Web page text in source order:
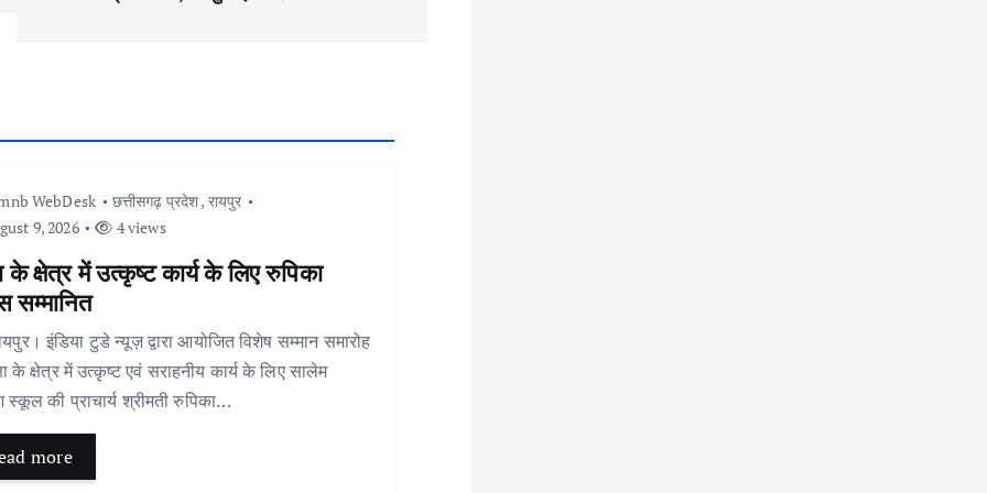
WebDesk छत्तीसगढ़ प्रदेश, रायपुर
9, 2026
4 views
के क्षेत्र में उत्कृष्ट कार्य के लिए रुपिका
सम्मानित
इंडिया टुडे न्यूज़ द्वारा आयोजित विशेष सम्मान समारोह
के क्षेत्र में उत्कृष्ट एवं सराहनीय कार्य के लिए सालेम
स्कूल की प्राचार्य श्रीमती रुपिका…
more